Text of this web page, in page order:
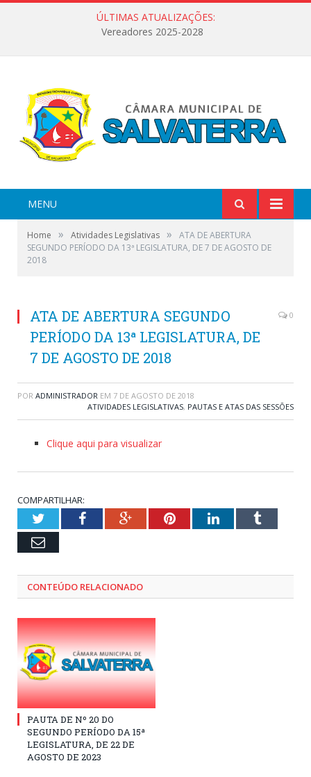
ÚLTIMAS ATUALIZAÇÕES:
Vereadores 2025-2028
MENU
Home » Atividades Legislativas »
ATA DE ABERTURA
SEGUNDO PERÍODO DA 13ª LEGISLATURA, DE 7 DE AGOSTO DE
2018
ATA DE ABERTURA SEGUNDO
PERÍODO DA 13ª LEGISLATURA, DE
7 DE AGOSTO DE 2018
0
POR ADMINISTRADOR EM 7 DE AGOSTO DE 2018
ATIVIDADES LEGISLATIVAS, PAUTAS E ATAS DAS SESSÕES
Clique aqui para visualizar
COMPARTILHAR:
TwitterFacebookGoogle+PinterestLinkedInTumblr
Email
CONTEÚDO RELACIONADO
PAUTA DE Nº 20 DO
SEGUNDO PERÍODO DA 15ª
LEGISLATURA, DE 22 DE
AGOSTO DE 2023